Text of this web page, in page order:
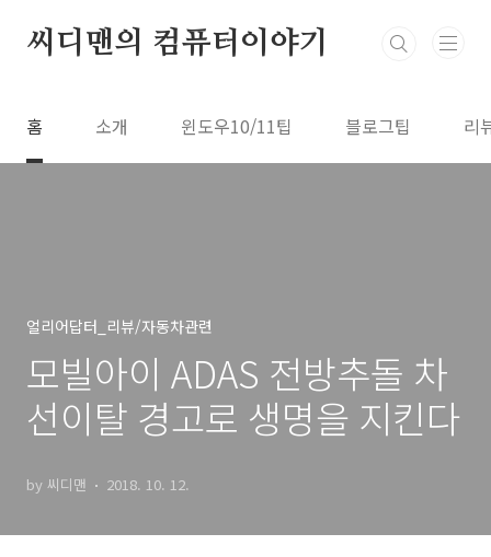
씨디맨의 컴퓨터이야기
홈 소개 윈도우10/11팁 블로그팁 리
얼리어답터_리뷰/자동차관련
모빌아이 ADAS 전방추돌 차
선이탈 경고로 생명을 지킨다
by 씨디맨 2018. 10. 12.